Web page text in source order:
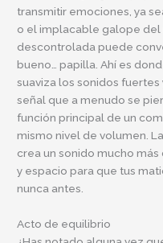
transmitir emociones, ya
o el implacable galope del
descontrolada puede
bueno… papilla. Ahí es
suaviza los sonidos
señal que a menudo se
función principal de un
mismo nivel de volumen.
crea un sonido mucho
y espacio para que tus
nunca antes.
Acto de equilibrio